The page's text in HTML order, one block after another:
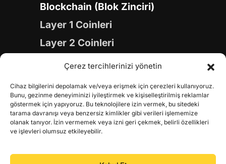
Çerez tercihlerinizi yönetin
Cihaz bilgilerini depolamak ve/veya erişmek için çerezleri kullanıyoruz.
Bunu, gezinme deneyiminizi iyileştirmek ve kişiselleştirilmiş reklamlar
göstermek için yapıyoruz. Bu teknolojilere izin vermek, bu sitedeki
tarama davranışı veya benzersiz kimlikler gibi verileri işlememize
olanak tanıyor. İzin vermemek veya izni geri çekmek, belirli özellikleri
ve işlevleri olumsuz etkileyebilir.
Blockchain (Blok Zinciri)
Layer 1 Coinleri
Layer 2 Coinleri
Yapay Zeka (AI) Coinleri
Gaming Coinleri
RWA Coinleri
DeFi Coinleri
DePIN Coinleri